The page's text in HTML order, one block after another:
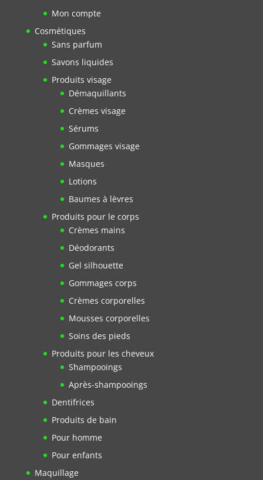
Mon compte
Cosmétiques
Sans parfum
Savons liquides
Produits visage
Démaquillants
Crèmes visage
Sérums
Gommages visage
Masques
Lotions
Baumes à lèvres
Produits pour le corps
Crèmes mains
Déodorants
Gel silhouette
Gommages corps
Crèmes corporelles
Mousses corporelles
Soins des pieds
Produits pour les cheveux
Shampooings
Après-shampooings
Dentifrices
Produits de bain
Pour homme
Pour enfants
Maquillage